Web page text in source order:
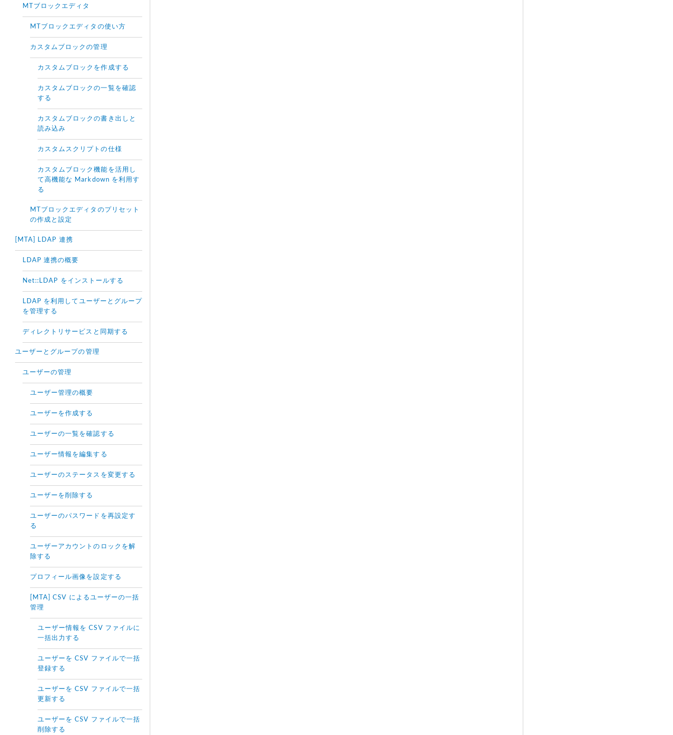
MTブロックエディタ
MTブロックエディタの使い方
カスタムブロックの管理
カスタムブロックを作成する
カスタムブロックの一覧を確認
する
カスタムブロックの書き出しと
読み込み
カスタムスクリプトの仕様
カスタムブロック機能を活用し
て高機能な Markdown を利用す
る
MTブロックエディタのプリセット
の作成と設定
[MTA] LDAP 連携
LDAP 連携の概要
Net::LDAP をインストールする
LDAP を利用してユーザーとグループ
を管理する
ディレクトリサービスと同期する
ユーザーとグループの管理
ユーザーの管理
ユーザー管理の概要
ユーザーを作成する
ユーザーの一覧を確認する
ユーザー情報を編集する
ユーザーのステータスを変更する
ユーザーを削除する
ユーザーのパスワードを再設定す
る
ユーザーアカウントのロックを解
除する
プロフィール画像を設定する
[MTA] CSV によるユーザーの一括
管理
ユーザー情報を CSV ファイルに
一括出力する
ユーザーを CSV ファイルで一括
登録する
ユーザーを CSV ファイルで一括
更新する
ユーザーを CSV ファイルで一括
削除する